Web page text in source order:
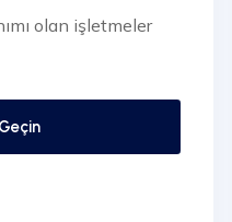
olan işletmeler